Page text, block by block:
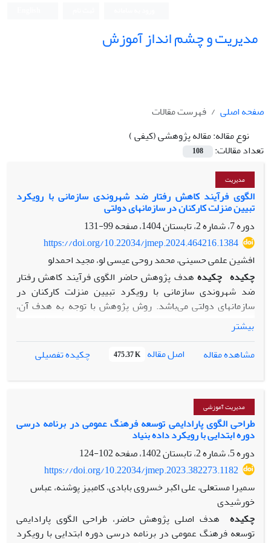
مدیریت و چشم انداز آموزش
صفحه اصلی
فهرست مقالات
نوع مقاله:مقاله پژوهشی (کیفی )
تعداد مقالات:
108
مدیریت
الگوی فرآیند کاهش رفتار ضد شهروندی سازمانی با رویکرد
تبیین منزلت کارکنان در سازمانهای دولتی
دوره 7، شماره 2، تابستان 1404، صفحه
99-131
https://doi.org/10.22034/jmep.2024.464216.1384
افشین علمی حسینی، محمد روحی عیسی لو، مجید احمدلو
چکیده چکیده هدف پژوهش حاضر الگوی فرآیند کاهش رفتار
ضد شهروندی سازمانی با رویکرد تبیین منزلت کارکنان در
سازمان­های دولتی می‌باشد. روش پژوهش با توجه به هدف آن،
کاربردی و از حیث شیوه اجرا، کیفی و با استفاده از روش داده
متخصصان منابع انسانی و مدیران سازمانهای دولتی استان اردبیل
به تعداد 16 نفر که به تعداد 10 نفر از این افراد برای مشارکت در
خصوص جوابگویی به سؤالات اعلام آمادگی کردند و مورد مصاحبه
جمع‌آوری داده شامل مصاحبه نیمه ساختار یافته می‌باشد. تجزیه و
تحلیل داده‎ها با استفاده از کدگذاری و روش داده بنیاد و نرم
افزار MAXQDA می‎باشد. براساس یافته­های پژوهش شرایط علی
از 2 مقوله اصلی و 11 زیرمقوله ها تشکیل شدند مقوله‌های اصلی
شامل عوامل سازمانی و عوامل فردی می‌باشد. راهبردها با سه
مقوله (اقدامات سازمانی، اقدامات منابع انسانی و اقدامات فردی),
شرایط زمینه‌ای (ضعف­های مدیریتی، عوامل شغلی، عوامل مرتبط با
قوانین و عوامل سیاسی) عوامل مداخله گر (عوامل محیطی- اداری
و عوامل خانوادگی) پیامدها (پیامدهای شغلی، پیامدهای فردی و
پیامدهای سازمانی) شناسایی و تأیید شدند.
بیشتر
مشاهده مقاله
اصل مقاله 475.37 K چکیده تفصیلی
مدیریت آموزشی
طراحی الگوی پارادایمی توسعه فرهنگ عمومی در برنامه درسی
دوره ابتدایی با رویکرد داده بنیاد
دوره 5، شماره 2، تابستان 1402، صفحه
102-124
https://doi.org/10.22034/jmep.2023.382273.1182
سمیرا مستعلی، علی اکبر خسروی بابادی، کامبیز پوشنه، عباس
خورشیدی
چکیده هدف اصلی پژوهش حاضر، طراحی الگوی پارادایمی
توسعه فرهنگ عمومی در برنامه درسی دوره ابتدایی با رویکرد